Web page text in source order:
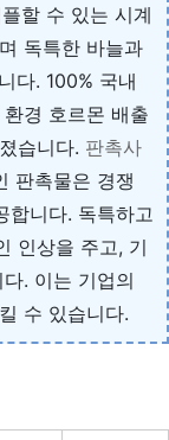
할 수 있는 시계
독특한 바늘과
다. 100% 국내
경 호르몬 배출
습니다. 판촉사
판촉물은 경쟁
합니다. 독특하고
인상을 주고, 기
. 이는 기업의
수 있습니다.